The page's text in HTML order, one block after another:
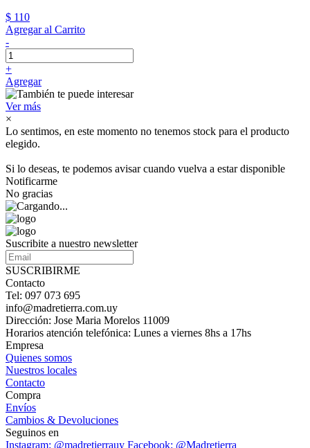
$ 110
Agregar al Carrito
-
+
Agregar
Ver más
×
Lo sentimos, en este momento no tenemos stock para el producto
elegido.
Si lo deseas, te podemos avisar cuando vuelva a estar disponible
Notificarme
No gracias
Suscribite a nuestro newsletter
SUSCRIBIRME
Contacto
Tel: 097 073 695
info@madretierra.com.uy
Dirección: Jose Maria Morelos 11009
Horarios atención telefónica: Lunes a viernes 8hs a 17hs
Empresa
Quienes somos
Nuestros locales
Contacto
Compra
Envíos
Cambios & Devoluciones
Seguinos en
Instagram: @madretierrauy Facebook: @Madretierra